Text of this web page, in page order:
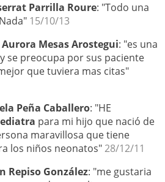
Parrilla Roure: "Todo una
15/10/13
Mesas Arostegui: "es una
se preocupa por sus paciente
que tuviera mas citas"
Peña Caballero: "HE
para mi hijo que nació de
maravillosa que tiene
los niños neonatos"28/12/11
Repiso González: "me gustaria